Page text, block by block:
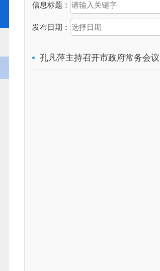
信息标题：
发布日期：
孔凡萍主持召开市政府常务会议